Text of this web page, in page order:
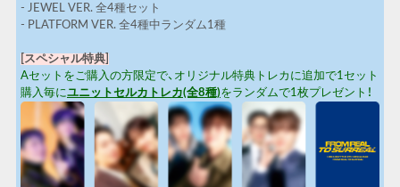
- JEWEL VER. 全4種セット
- PLATFORM VER. 全4種中ランダム1種
[スペシャル特典]
Aセットをご購入の方限定で、オリジナル特典トレカに追加で1セット
購入毎にユニットセルカトレカ(全8種)をランダムで1枚プレゼント！